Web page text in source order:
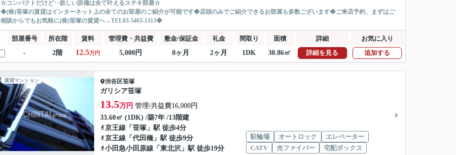
☆コンパクトだけど‥欲しい設備は全て叶えるステキ部屋☆
◆(株)笹塚の賃貸はインターネット上の全てのお部屋のご紹介が可能です◆店頭のみでご紹介できるお部屋も多数ございます◆ご来店予約、まずはご
相談からでもお気軽に(株)笹塚の賃貸へ→TEL03-5465-1313◆
部屋番号 所在階 賃料 管理費・共益費 敷金/保証金 礼金 間取り 面積 詳細
お気に入り
-
2階 12.5万円 5,000円 0ヶ月 2ヶ月 1DK 30.86㎡ 詳細を見る 追加する
賃貸マンション 渋谷区笹塚
ガリシア笹塚
13.5万円 管理/共益費16,000円
33.60㎡ (1DK) /築7年 /13階建
京王線 「 笹塚 」駅 徒歩4分
京王線 「 代田橋 」駅 徒歩9分
小田急小田原線 「 東北沢 」駅 徒歩19分
駐輪場 オートロック
エレベーター
CATV
光ファイバー 宅配ボックス